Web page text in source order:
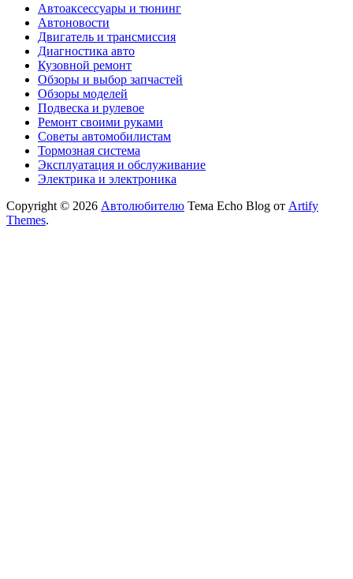
Автоаксессуары и тюнинг
Автоновости
Двигатель и трансмиссия
Диагностика авто
Кузовной ремонт
Обзоры и выбор запчастей
Обзоры моделей
Подвеска и рулевое
Ремонт своими руками
Советы автомобилистам
Тормозная система
Эксплуатация и обслуживание
Электрика и электроника
Copyright © 2026 Автолюбителю Тема Echo Blog от Artify
Themes.